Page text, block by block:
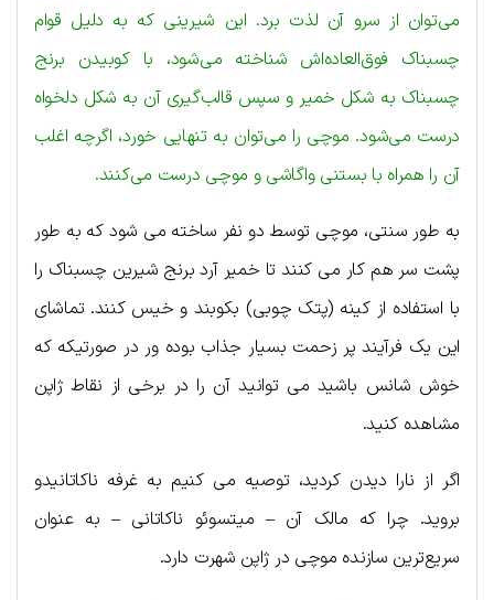
می‌توان از سرو آن لذت برد. این شیرینی که به دلیل قوام
چسبناک فوق‌العاده‌اش شناخته می‌شود، با کوبیدن برنج
چسبناک به شکل خمیر و سپس قالب‌گیری آن به شکل دلخواه
درست می‌شود. موچی را می‌توان به تنهایی خورد، اگرچه اغلب
آن را همراه با بستنی واگاشی و موچی درست می‌کنند.
به طور سنتی، موچی توسط دو نفر ساخته می شود که به طور
پشت سر هم کار می کنند تا خمیر آرد برنج شیرین چسبناک را
با استفاده از کینه (پتک چوبی) بکوبند و خیس کنند. تماشای
این یک فرآیند پر زحمت بسیار جذاب بوده ور در صورتیکه که
خوش شانس باشید می توانید آن را در برخی از نقاط ژاپن
مشاهده کنید.
اگر از نارا دیدن کردید، توصیه می کنیم به غرفه ناکاتانیدو
بروید. چرا که مالک آن – میتسوئو ناکاتانی – به عنوان
سریع‌ترین سازنده موچی در ژاپن شهرت دارد.